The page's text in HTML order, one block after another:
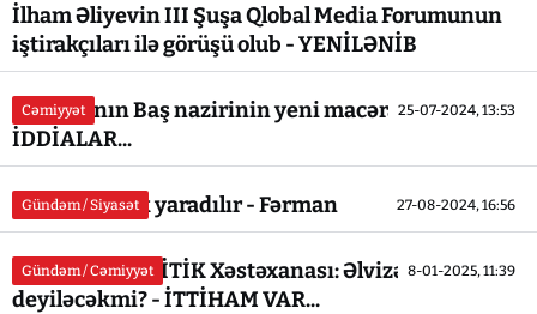
İlham Əliyevin III Şuşa Qlobal Media Forumunun
iştirakçıları ilə görüşü olub - YENİLƏNİB
Cəmiyyət 25-07-2024, 13:53
Naxçıvanın Baş nazirinin yeni macəraları - İLGİNC
İDDİALAR...
Gündəm / Siyasət 27-08-2024, 16:56
Yeni Agentlik yaradılır - Fərman
Gündəm / Cəmiyyət 8-01-2025, 11:39
Respublika KRİTİK Xəstəxanası: Əlvizə `ƏLVİDA`
deyiləcəkmi? - İTTİHAM VAR...